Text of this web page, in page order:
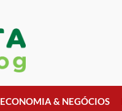
ECONOMIA & NEGÓCIOS